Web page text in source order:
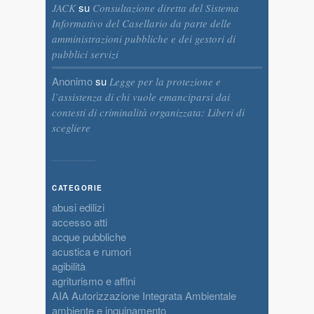
JACKsu Consultazione diretta del Sistema
Informativo del Casellario da parte delle
amministrazioni pubbliche e dei gestori di
pubblici servizi
Anonimosu Legge per la protezione e
l’assistenza di chi vuole emanciparsi dai
contesti di criminalità organizzata: Liberi di
scegliere
CATEGORIE
abusi edilizi
accesso atti
acque pubbliche
acustica e rumori
agibilità
agriturismo e affini
AIA Autorizzazione Integrata Ambientale
ambiente e inquinamento